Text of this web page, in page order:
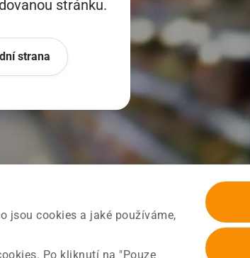
jsou cookies a jaké používáme,
Po kliknutí na "Pouze
stránku.
strana